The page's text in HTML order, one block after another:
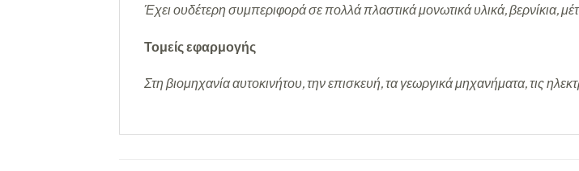
Έχει ουδέτερη συμπεριφορά σε πολλά πλαστικά μονωτικά υλικά, βερνίκια,
Τομείς εφαρμογής
Στη βιομηχανία αυτοκινήτου, την επισκευή, τα γεωργικά μηχανήματα, τις